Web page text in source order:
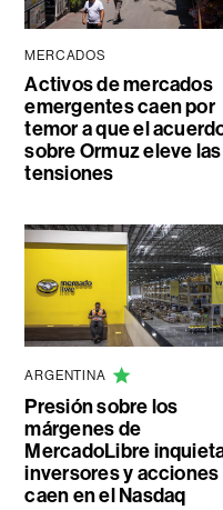
MERCADOS
Activos de mercados
emergentes caen por
temor a que el
sobre Ormuz eleve las
tensiones
ARGENTINA
Presión sobre los
márgenes de
MercadoLibre
inversores y acciones
caen en el Nasdaq